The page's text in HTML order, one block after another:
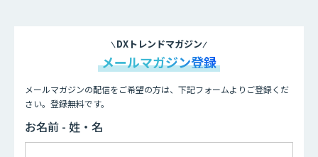
DXトレンドマガジン
メールマガジン登録
メールマガジンの配信をご希望の方は、下記フォームよりご登録くだ
さい。登録無料です。
お名前 - 姓・名